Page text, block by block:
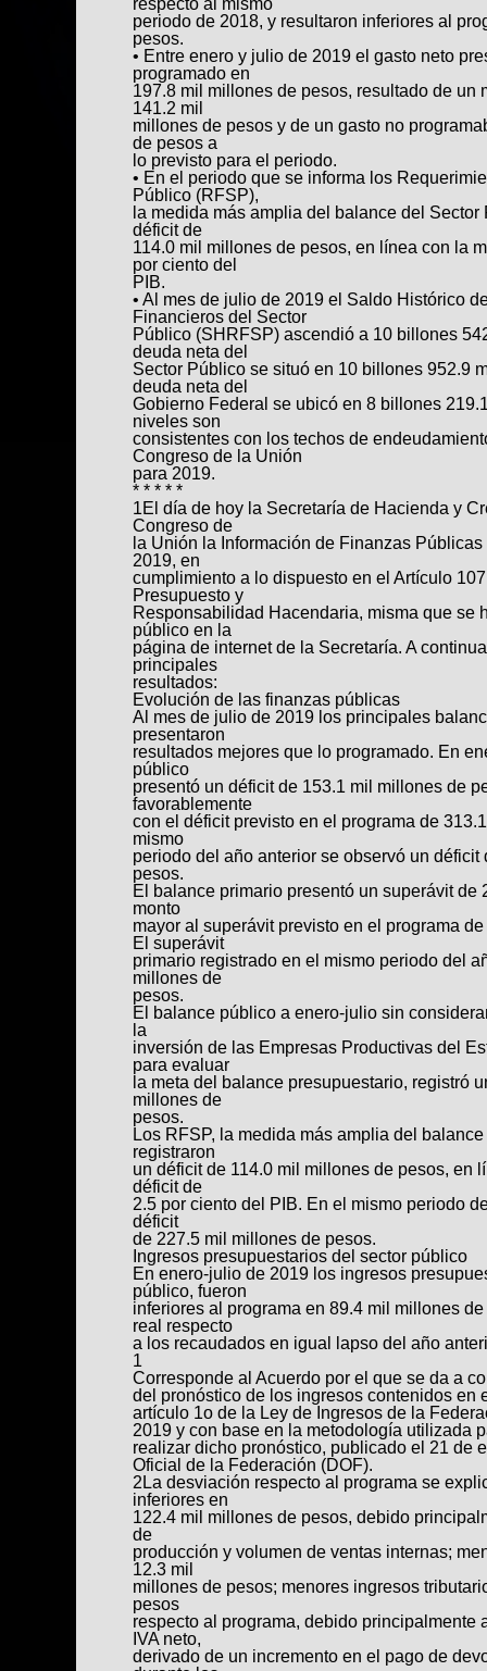
periodo de 2018, y resultaron inferiores al
pesos.
• Entre enero y julio de 2019 el gasto neto
programado en
197.8 mil millones de pesos, resultado de un
141.2 mil
millones de pesos y de un gasto no
de pesos a
lo previsto para el periodo.
• En el periodo que se informa los
Público (RFSP),
la medida más amplia del balance del
déficit de
114.0 mil millones de pesos, en línea con la
por ciento del
PIB.
• Al mes de julio de 2019 el Saldo Histórico
Financieros del Sector
Público (SHRFSP) ascendió a 10 billones
deuda neta del
Sector Público se situó en 10 billones 952.9
deuda neta del
Gobierno Federal se ubicó en 8 billones
niveles son
consistentes con los techos de
Congreso de la Unión
para 2019.
* * * * *
1El día de hoy la Secretaría de Hacienda y
Congreso de
la Unión la Información de Finanzas
2019, en
cumplimiento a lo dispuesto en el Artículo
Presupuesto y
Responsabilidad Hacendaria, misma que se
público en la
página de internet de la Secretaría. A
principales
resultados:
Evolución de las finanzas públicas
Al mes de julio de 2019 los principales
presentaron
resultados mejores que lo programado. En
público
presentó un déficit de 153.1 mil millones de
favorablemente
con el déficit previsto en el programa de
mismo
periodo del año anterior se observó un
pesos.
El balance primario presentó un superávit de
monto
mayor al superávit previsto en el programa
El superávit
primario registrado en el mismo periodo del
millones de
pesos.
El balance público a enero-julio sin
la
inversión de las Empresas Productivas del
para evaluar
la meta del balance presupuestario, registró
millones de
pesos.
Los RFSP, la medida más amplia del
registraron
un déficit de 114.0 mil millones de pesos, en
déficit de
2.5 por ciento del PIB. En el mismo periodo
déficit
de 227.5 mil millones de pesos.
Ingresos presupuestarios del sector público
En enero-julio de 2019 los ingresos
público, fueron
inferiores al programa en 89.4 mil millones
real respecto
a los recaudados en igual lapso del año
1
Corresponde al Acuerdo por el que se da a
del pronóstico de los ingresos contenidos en
artículo 1o de la Ley de Ingresos de la
2019 y con base en la metodología utilizada
realizar dicho pronóstico, publicado el 21 de
Oficial de la Federación (DOF).
2La desviación respecto al programa se
inferiores en
122.4 mil millones de pesos, debido
de
producción y volumen de ventas internas;
12.3 mil
millones de pesos; menores ingresos
pesos
respecto al programa, debido principalmente
IVA neto,
derivado de un incremento en el pago de